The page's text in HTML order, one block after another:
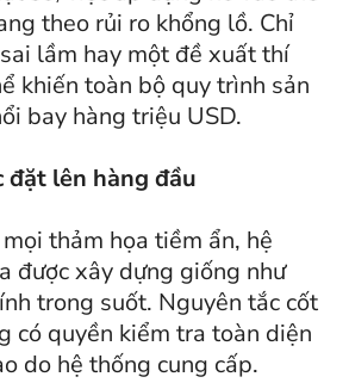
theo rủi ro khổng lồ. Chỉ
lầm hay một đề xuất thí
khiến toàn bộ quy trình sản
bay hàng triệu USD.
lên hàng đầu
thảm họa tiềm ẩn, hệ
được xây dựng giống như
trong suốt. Nguyên tắc cốt
có quyền kiểm tra toàn diện
do hệ thống cung cấp.